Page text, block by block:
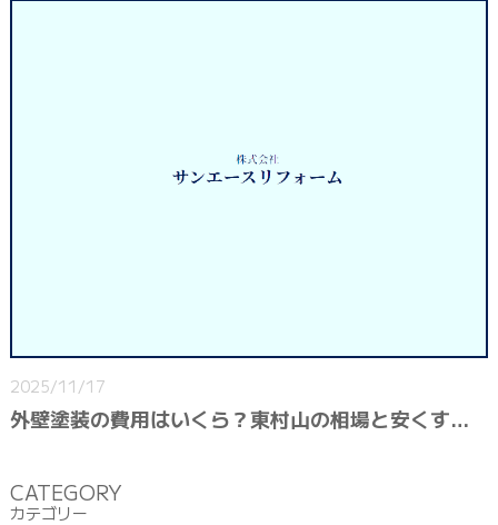
2025/11/17
外壁塗装の費用はいくら？東村山の相場と安くするコツ
CATEGORY
カテゴリー